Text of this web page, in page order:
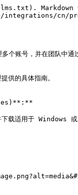
Markdown
cn/
号，并在团队中通过
供的具体指南。
适用于 Windows 或